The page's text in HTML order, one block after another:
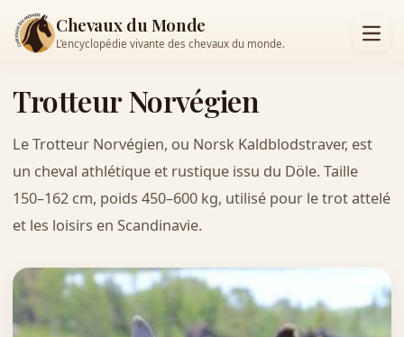
Chevaux du Monde
L’encyclopédie vivante des chevaux du monde.
Trotteur Norvégien
Le Trotteur Norvégien, ou Norsk Kaldblodstraver, est
un cheval athlétique et rustique issu du Döle. Taille
150–162 cm, poids 450–600 kg, utilisé pour le trot attelé
et les loisirs en Scandinavie.